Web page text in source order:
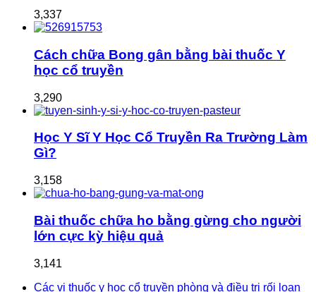
3,337
Cách chữa Bong gân bằng bài thuốc Y
học cổ truyền
3,290
Học Y Sĩ Y Học Cổ Truyền Ra Trường Làm
Gì?
3,158
Bài thuốc chữa ho bằng gừng cho người
lớn cực kỳ hiệu quả
3,141
Các vị thuốc y học cổ truyền phòng và điều trị rối loạn